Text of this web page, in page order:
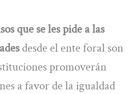
que se les pide a las
desde el ente foral son
promoverán
a favor de la igualdad